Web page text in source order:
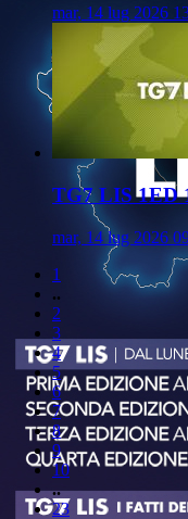
mar, 14 lug 2026
TG7 LIS 1ED
mar, 14 lug 2026
1
..
2
3
4
5
6
7
8
9
10
..
23